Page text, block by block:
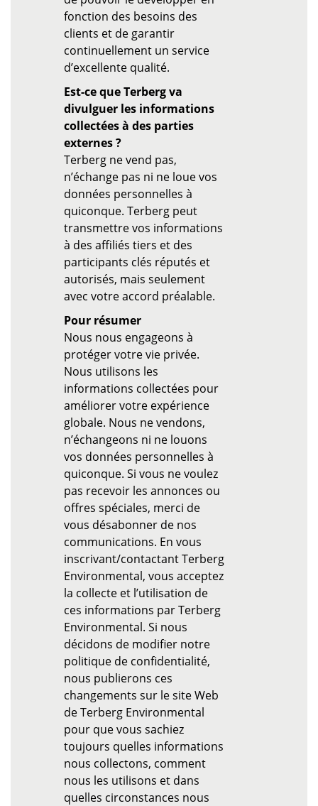
fonction des besoins des
clients et de garantir
continuellement un service
d’excellente qualité.
Est-ce que Terberg va
divulguer les informations
collectées à des parties
externes ?
Terberg ne vend pas,
n’échange pas ni ne loue vos
données personnelles à
quiconque. Terberg peut
transmettre vos informations
à des affiliés tiers et des
participants clés réputés et
autorisés, mais seulement
avec votre accord préalable.
Pour résumer
Nous nous engageons à
protéger votre vie privée.
Nous utilisons les
informations collectées pour
améliorer votre expérience
globale. Nous ne vendons,
n’échangeons ni ne louons
vos données personnelles à
quiconque. Si vous ne voulez
pas recevoir les annonces ou
offres spéciales, merci de
vous désabonner de nos
communications. En vous
inscrivant/contactant Terberg
Environmental, vous acceptez
la collecte et l’utilisation de
ces informations par Terberg
Environmental. Si nous
décidons de modifier notre
politique de confidentialité,
nous publierons ces
changements sur le site Web
de Terberg Environmental
pour que vous sachiez
toujours quelles informations
nous collectons, comment
nous les utilisons et dans
quelles circonstances nous